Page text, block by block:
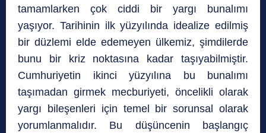
tamamlarken çok ciddi bir yargı bunalımı
yaşıyor. Tarihinin ilk yüzyılında idealize edilmiş
bir düzlemi elde edemeyen ülkemiz, şimdilerde
bunu bir kriz noktasına kadar taşıyabilmiştir.
Cumhuriyetin ikinci yüzyılına bu bunalımı
taşımadan girmek mecburiyeti, öncelikli olarak
yargı bileşenleri için temel bir sorunsal olarak
yorumlanmalıdır. Bu düşüncenin başlangıç